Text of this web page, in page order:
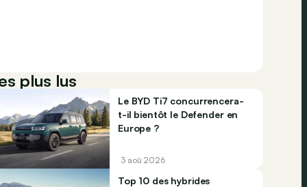
plus lus
Le BYD Ti7 concurrencera-
t-il bientôt le Defender en
Europe ?
3 aoû 2026
Top 10 des hybrides